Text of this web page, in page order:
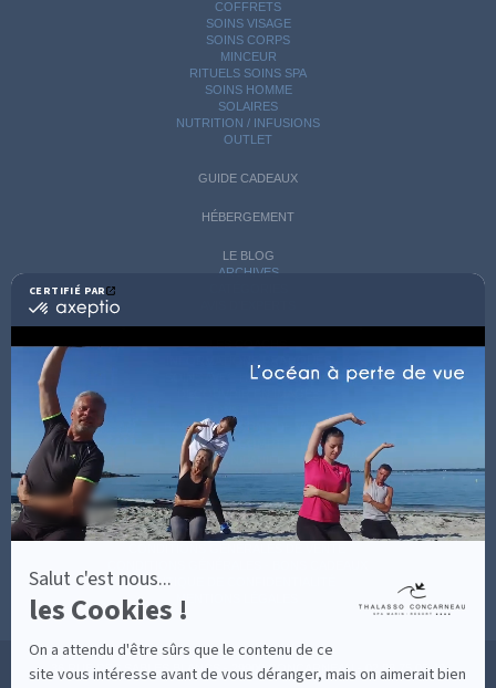
CERTIFIÉ PAR
certifié
Salut c'est nous...
les Cookies !
On a attendu d'être sûrs que le contenu de ce
site vous intéresse avant de vous déranger, mais on aimerait bien
COFFRETS
SOINS VISAGE
SOINS CORPS
MINCEUR
RITUELS SOINS SPA
SOINS HOMME
SOLAIRES
NUTRITION / INFUSIONS
OUTLET
GUIDE CADEAUX
HÉBERGEMENT
LE BLOG
ARCHIVES
LES COACHS
SOINS AVEC HÉBERGEMENT
BONNES RAISONS DE VENIR
MON COMPTE
MON PANIER
ACCÈS
CONTACT
MESURES D'HYGIÈNE
POLITIQUE DE CONFIDENTIALITÉ
MENTIONS LÉGALES
36 RUE DES SABLES BLANCS - 29900 CONCARNEAU - 02 98 75 05 40